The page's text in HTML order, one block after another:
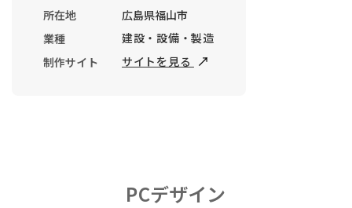
所在地
広島県福山市
業種
建設・設備・製造
制作サイト
サイトを見る
PCデザイン